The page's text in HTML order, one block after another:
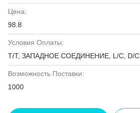
Цена:
98.8
Условия Оплаты:
T/T, ЗАПАДНОЕ СОЕДИНЕНИЕ, L/C, D/C
Возможность Поставки:
1000